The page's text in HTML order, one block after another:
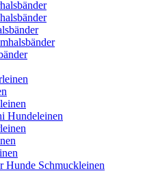
Hundeleinen
Hunde Schmuckleinen